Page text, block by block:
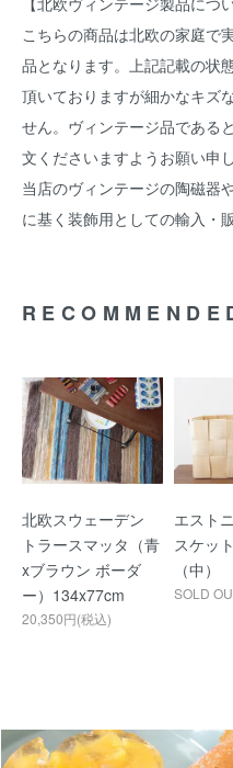
こちらの商品は北欧の家庭で
品となります。上記記載の状
頂いておりますが細かなキズ
せん。ヴィンテージ品である
文くださいますようお願い申
当店のヴィンテージの陶磁器
に基く装飾用としての輸入・
北欧スウェーデン
トラースマッタ（青
xブラウン ボーダ
ー）134x77cm
20,350円(税込)
エスト
スケッ
（中）
SOLD